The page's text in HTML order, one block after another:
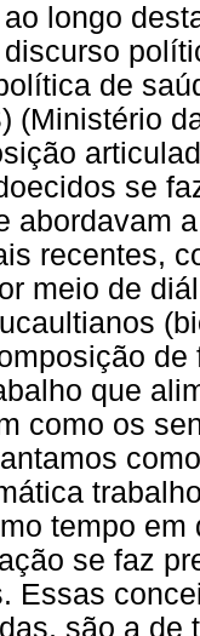
longo
de
(Ministério
se
abordavam
recentes,
meio de
que
como os
tempo
se faz
Essas
são a de